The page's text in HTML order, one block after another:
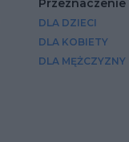
Przeznaczenie
DLA DZIECI
DLA KOBIETY
DLA MĘŻCZYZNY